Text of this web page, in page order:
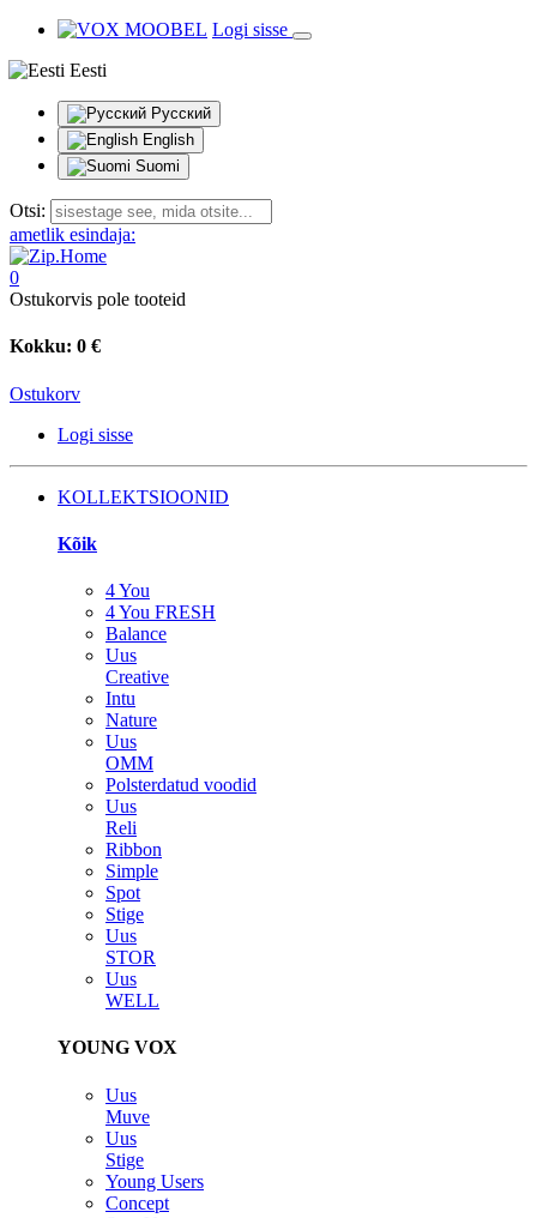
Logi sisse
Eesti
Русский
English
Suomi
Otsi:
ametlik esindaja:
0
Ostukorvis pole tooteid
Kokku: 0 €
Ostukorv
Logi sisse
KOLLEKTSIOONID
Kõik
4 You
4 You FRESH
Balance
Uus
Creative
Intu
Nature
Uus
OMM
Polsterdatud voodid
Uus
Reli
Ribbon
Simple
Spot
Stige
Uus
STOR
Uus
WELL
YOUNG VOX
Uus
Muve
Uus
Stige
Young Users
Concept